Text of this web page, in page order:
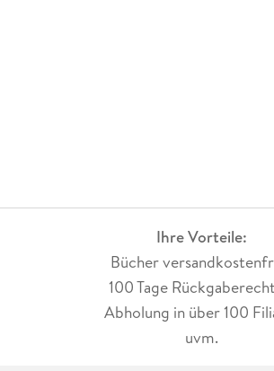
Ihre Vorteile:
Bücher
100 Tage
Abholung in über 100
uvm.